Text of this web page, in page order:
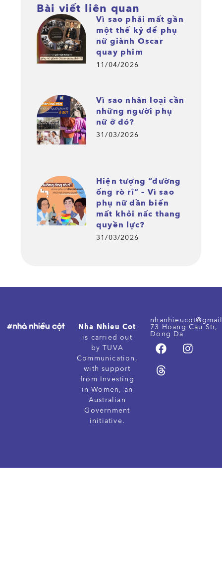
Bài viết liên quan
Vì sao phải mất gần
một thế kỷ để phụ
nữ giành Oscar
quay phim
11/04/2026
Vì sao nhân loại cần
những người phụ
nữ ở đó?
31/03/2026
Hiện tượng “đường
ống rò rỉ” – Vì sao
phụ nữ dần biến
mất khỏi nấc thang
quyền lực?
31/03/2026
Nha Nhieu Cot
is carried out
by TUVA
Communication,
with support
from Investing
in Women, an
Australian
Government
initiative.
73 Hoang Cau Str,
Dong Da